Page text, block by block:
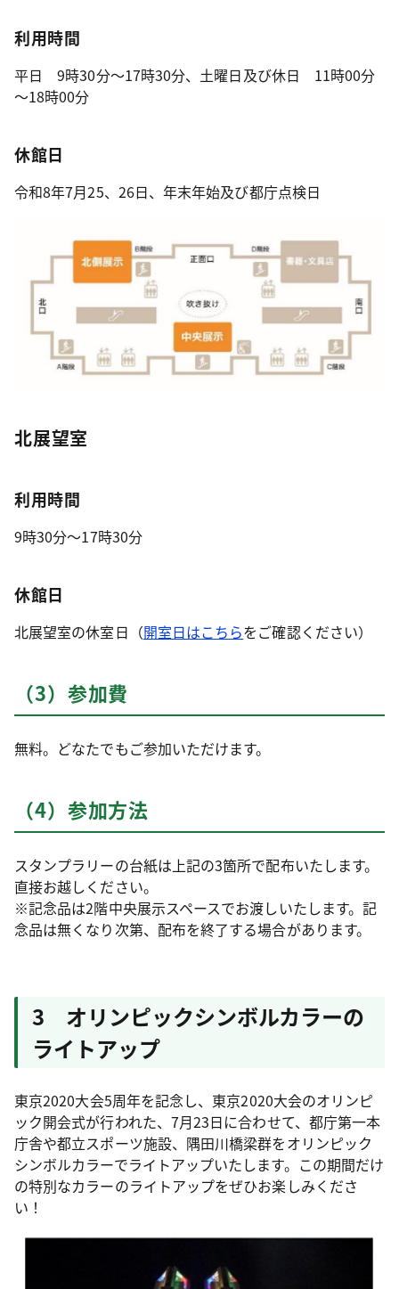
利用時間
平日 9時30分～17時30分、土曜日及び休日 11時00分
～18時00分
休館日
令和8年7月25、26日、年末年始及び都庁点検日
北展望室
利用時間
9時30分～17時30分
休館日
北展望室の休室日（開室日はこちらをご確認ください）
（3）参加費
無料。どなたでもご参加いただけます。
（4）参加方法
スタンプラリーの台紙は上記の3箇所で配布いたします。
直接お越しください。
※記念品は2階中央展示スペースでお渡しいたします。記
念品は無くなり次第、配布を終了する場合があります。
3 オリンピックシンボルカラーの
ライトアップ
東京2020大会5周年を記念し、東京2020大会のオリンピ
ック開会式が行われた、7月23日に合わせて、都庁第一本
庁舎や都立スポーツ施設、隅田川橋梁群をオリンピック
シンボルカラーでライトアップいたします。この期間だけ
の特別なカラーのライトアップをぜひお楽しみくださ
い！